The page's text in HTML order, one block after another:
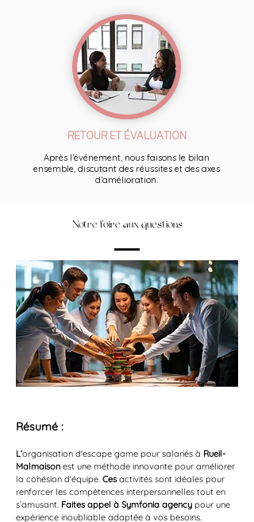
RETOUR ET ÉVALUATION
Après l’événement, nous faisons le bilan
ensemble, discutant des réussites et des axes
d’amélioration.
Notre foire aux questions
Résumé :
L’organisation d'escape game pour salariés à Rueil-
Malmaison est une méthode innovante pour améliorer
la cohésion d'équipe. Ces activités sont idéales pour
renforcer les compétences interpersonnelles tout en
s’amusant. Faites appel à Symfonia agency pour une
expérience inoubliable adaptée à vos besoins.